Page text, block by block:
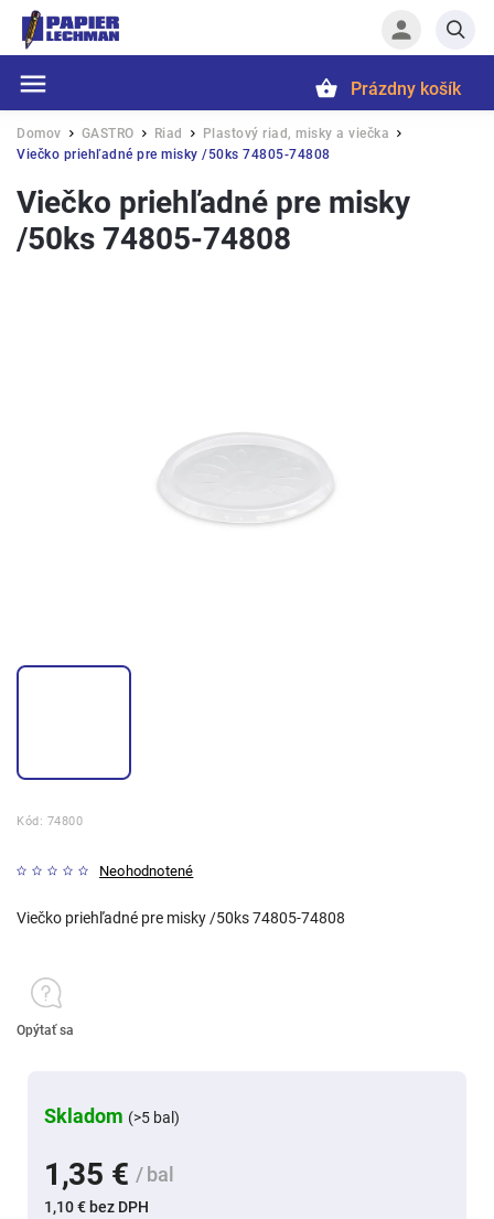
Prázdny košík
Domov / GASTRO / Riad / Plastový riad, misky a viečka /
Viečko priehľadné pre misky /50ks 74805-74808
Viečko priehľadné pre misky
/50ks 74805-74808
Kód: 74800
Neohodnotené
1,35 € / bal
1,10 € bez DPH
Skladom (>5 bal)
Viečko priehľadné pre misky /50ks 74805-74808
Opýtať sa